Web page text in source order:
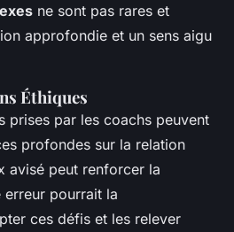
ne sont pas rares et
approfondie et un sens aigu
Éthiques
prises par les coachs peuvent
profondes sur la relation
avisé peut renforcer la
erreur pourrait la
ces défis et les relever